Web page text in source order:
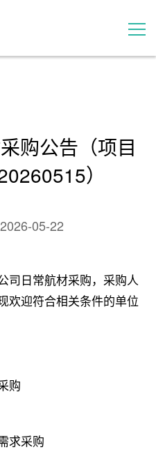
购公告（项目
）
2026-05-22
司日常航材采购，采购人
欢迎符合相关条件的单位
购
求采购